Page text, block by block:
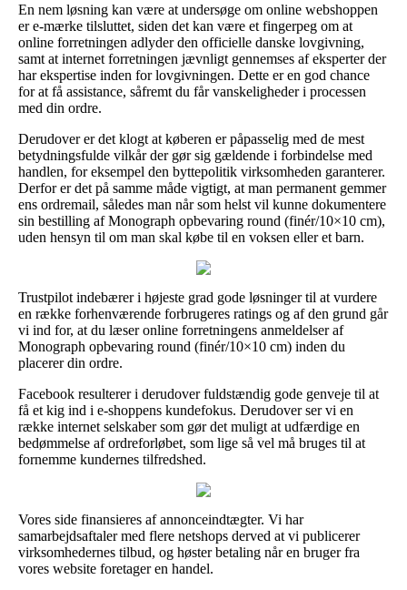
En nem løsning kan være at undersøge om online webshoppen
er e-mærke tilsluttet, siden det kan være et fingerpeg om at
online forretningen adlyder den officielle danske lovgivning,
samt at internet forretningen jævnligt gennemses af eksperter der
har ekspertise inden for lovgivningen. Dette er en god chance
for at få assistance, såfremt du får vanskeligheder i processen
med din ordre.
Derudover er det klogt at køberen er påpasselig med de mest
betydningsfulde vilkår der gør sig gældende i forbindelse med
handlen, for eksempel den byttepolitik virksomheden garanterer.
Derfor er det på samme måde vigtigt, at man permanent gemmer
ens ordremail, således man når som helst vil kunne dokumentere
sin bestilling af Monograph opbevaring round (finér/10×10 cm),
uden hensyn til om man skal købe til en voksen eller et barn.
Trustpilot indebærer i højeste grad gode løsninger til at vurdere
en række forhenværende forbrugeres ratings og af den grund går
vi ind for, at du læser online forretningens anmeldelser af
Monograph opbevaring round (finér/10×10 cm) inden du
placerer din ordre.
Facebook resulterer i derudover fuldstændig gode genveje til at
få et kig ind i e-shoppens kundefokus. Derudover ser vi en
række internet selskaber som gør det muligt at udfærdige en
bedømmelse af ordreforløbet, som lige så vel må bruges til at
fornemme kundernes tilfredshed.
Vores side finansieres af annonceindtægter. Vi har
samarbejdsaftaler med flere netshops derved at vi publicerer
virksomhedernes tilbud, og høster betaling når en bruger fra
vores website foretager en handel.